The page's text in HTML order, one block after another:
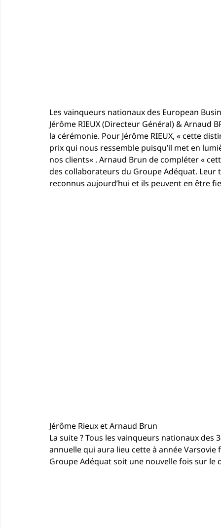
Les vainqueurs nationaux des European
Jérôme RIEUX (Directeur Général) & Arnaud
la cérémonie. Pour Jérôme RIEUX, « cette
prix qui nous ressemble puisqu’il met en
nos clients« . Arnaud Brun de compléter «
des collaborateurs du Groupe Adéquat. Leur
reconnus aujourd’hui et ils peuvent en être
Jérôme Rieux et Arnaud Brun
La suite ? Tous les vainqueurs nationaux des
annuelle qui aura lieu cette à année Varsovie
Groupe Adéquat soit une nouvelle fois sur le